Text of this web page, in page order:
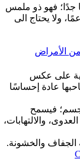
جدًا؛ فهو ذو ملمس
ولا يحتاج الى
الأمراض
على عكس
عادة إحساسًا
فيسمح
والالتهابات،
الجفاف والخشونة.